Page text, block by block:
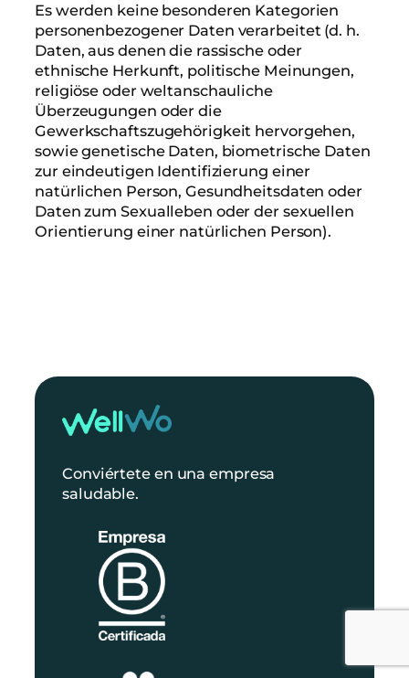
Es werden keine besonderen Kategorien
personenbezogener Daten verarbeitet (d. h.
Daten, aus denen die rassische oder
ethnische Herkunft, politische Meinungen,
religiöse oder weltanschauliche
Überzeugungen oder die
Gewerkschaftszugehörigkeit hervorgehen,
sowie genetische Daten, biometrische Daten
zur eindeutigen Identifizierung einer
natürlichen Person, Gesundheitsdaten oder
Daten zum Sexualleben oder der sexuellen
Orientierung einer natürlichen Person).
Conviértete en una empresa
saludable.